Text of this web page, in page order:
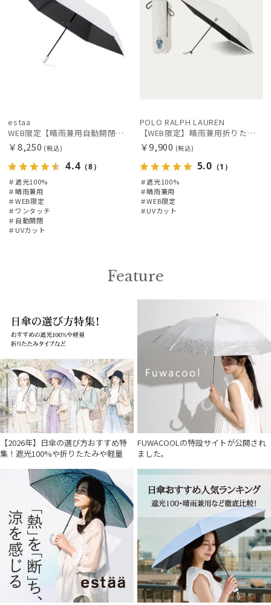
販売状況
入荷状況
estaa
WEB限定【晴雨兼用自動開閉日傘】エスタ(estaa)REIKYAKUパラソル 55㎝ ラディクール 遮光100 UV100 ワンタッチ開閉
￥8,250 (税込)
4.4 （8）
＃遮光100%
＃晴雨兼用
＃WEB限定
＃ワンタッチ
＃自動開閉
＃UVカット
POLO RALPH LAUREN
【WEB限定】晴雨兼用折りたたみ日傘 ポロ ラルフ ローレン（POLO RALPH LAUREN）ベア 遮光100 UV100
￥9,900 (税込)
5.0 （1）
＃遮光100%
＃晴雨兼用
＃WEB限定
＃UVカット
Feature
【2026年】日傘の選び方おすすめ特
集！遮光100%や折りたたみや軽量
FUWACOOLの特設サイトが公開され
ました。